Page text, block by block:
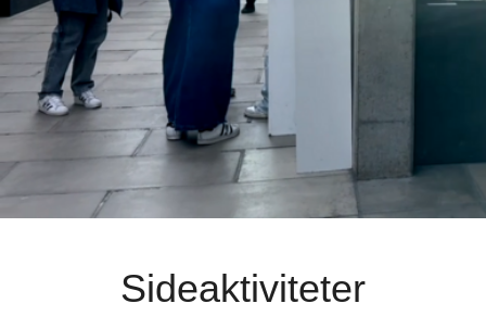
Sideaktiviteter